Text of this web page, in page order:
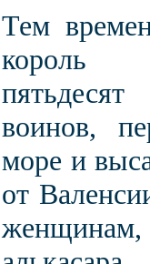
Тем
король
воинов,
море и
от